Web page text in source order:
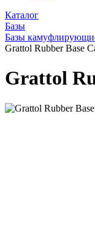
Каталог
Базы
Базы
Grattol Rubber Base
Grattol